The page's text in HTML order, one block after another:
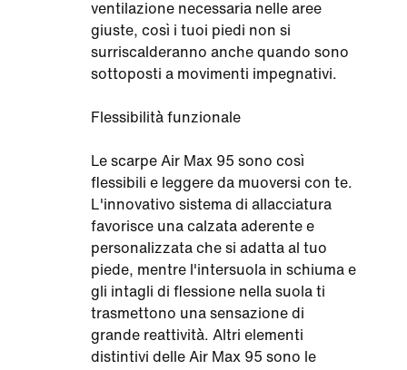
ventilazione necessaria nelle aree
giuste, così i tuoi piedi non si
surriscalderanno anche quando sono
sottoposti a movimenti impegnativi.
Flessibilità funzionale
Le scarpe Air Max 95 sono così
flessibili e leggere da muoversi con te.
L'innovativo sistema di allacciatura
favorisce una calzata aderente e
personalizzata che si adatta al tuo
piede, mentre l'intersuola in schiuma e
gli intagli di flessione nella suola ti
trasmettono una sensazione di
grande reattività. Altri elementi
distintivi delle Air Max 95 sono le